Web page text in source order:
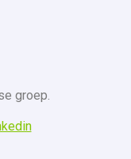
groep.